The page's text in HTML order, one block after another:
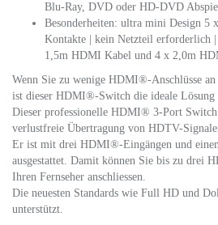
Blu-Ray, DVD oder HD-DVD
Besonderheiten: ultra mini Design 5
Kontakte | kein Netzteil erforderlich
1,5m HDMI Kabel und 4 x 2,0m
Wenn Sie zu wenige HDMI®-Anschlüsse
ist dieser HDMI®-Switch die ideale Lösung
Dieser professionelle HDMI® 3-Port
verlustfreie Übertragung von HDTV-
Er ist mit drei HDMI®-Eingängen und
ausgestattet. Damit können Sie bis zu drei
Ihren Fernseher anschliessen.
Die neuesten Standards wie Full HD und
unterstützt.